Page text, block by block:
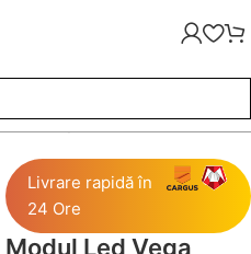
Aplica Fi160 27W 2700K
Livrare rapidă în
24 Ore
Modul Led Vega